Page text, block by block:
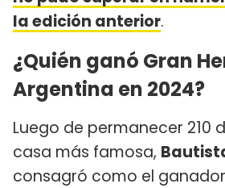
la edición anterior.
¿Quién ganó Gran
Argentina en 2024?
Luego de permanecer 210
casa más famosa,
consagró como el